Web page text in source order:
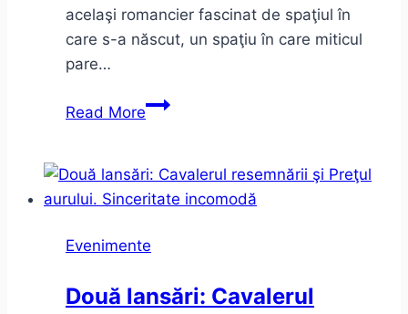
acelaşi romancier fascinat de spaţiul în
care s-a născut, un spaţiu în care miticul
pare…
Read MoreCavalerul
Vintilă
Horia
Trilogia
Evenimente
Două lansări: Cavalerul